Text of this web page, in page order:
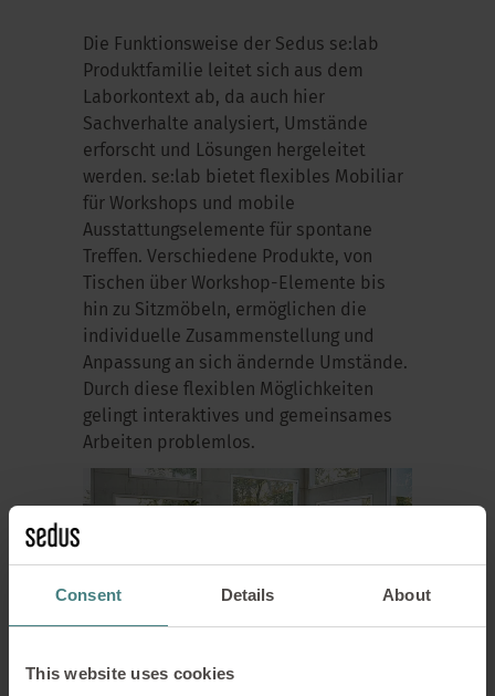
Consent Details About
This website uses cookies
Die Funktionsweise der Sedus se:lab
Produktfamilie leitet sich aus dem
Laborkontext ab, da auch hier
Sachverhalte analysiert, Umstände
erforscht und Lösungen hergeleitet
werden. se:lab bietet flexibles Mobiliar
für Workshops und mobile
Ausstattungselemente für spontane
Treffen. Verschiedene Produkte, von
Tischen über Workshop-Elemente bis
hin zu Sitzmöbeln, ermöglichen die
individuelle Zusammenstellung und
Anpassung an sich ändernde Umstände.
Durch diese flexiblen Möglichkeiten
gelingt interaktives und gemeinsames
Arbeiten problemlos.